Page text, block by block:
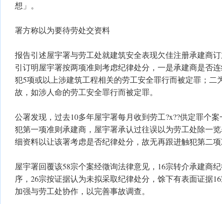
想」。
署方称以为要待劳处交资料
报告引述屋宇署与劳工处就建筑安全表现欠佳注册承建商
引订明屋宇署按两项准则考虑纪律处分，一是承建商是否
犯5项或以上涉建筑工程相关的劳工安全罪行而被定罪；二
故，如涉人命的劳工安全罪行而被定罪。
公署发现，过去10多年屋宇署每月收到劳工?x??供定罪个
犯第一项准则承建商，屋宇署承认过往误以为劳工处除一
细资料以让该署考虑是否纪律处分，故无再跟进触犯第二
屋宇署回覆该58宗个案经徵询法律意见，16宗转介承建商
序，26宗按证据认为未拟采取纪律处分，馀下有表面证据
加强与劳工处协作，以完善事故调查。